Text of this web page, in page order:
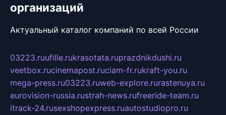
организаций
Актуальный каталог компаний по всей России
03223.ruufille.rukrasotata.ruprazdnikdushi.ru
veetbox.rucinemapost.ruciam-fr.rukraft-you.ru
mega-press.ru03223.ruweb-explore.rurastenuya.ru
eurovision-russia.rustrah-news.rufreeride-team.ru
itrack-24.rusexshopexpress.ruautostudiopro.ru